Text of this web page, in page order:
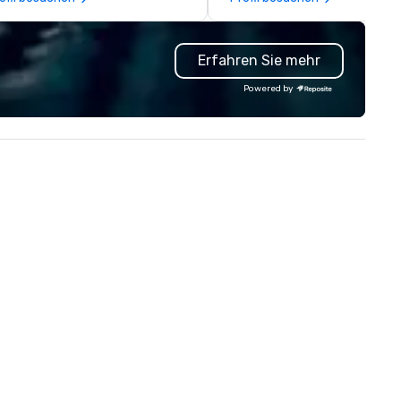
onboarding kits, event
and fully branded corporate
solutions. Our team supports
turnarounds, small or large
and decorated items
your logo. Whether you need
gifts, premium
or curated swag for
makes sourcing local
faster, easier, and more
Our platform features
of premium DMC listings,
you access to on-the-ground
support, venue knowledge,
cultural insights, and
logistics — all in under 4
Erfahren Sie mehr
Powered by